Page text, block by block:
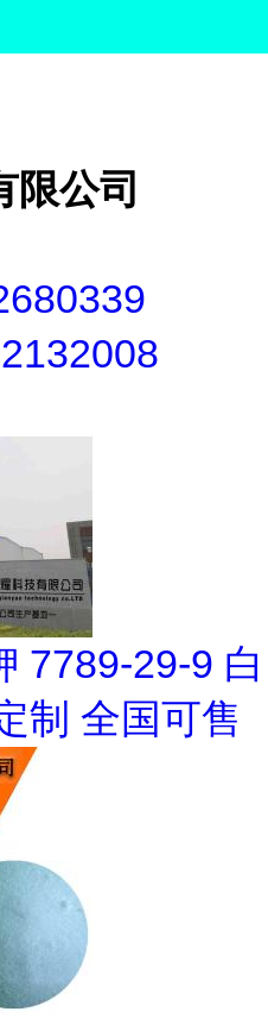
限公司
7789-29-9 白
制 全国可售